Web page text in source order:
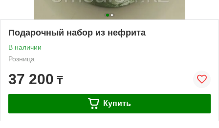
Подарочный набор из нефрита
В наличии
Розница
37 200 ₸
Купить